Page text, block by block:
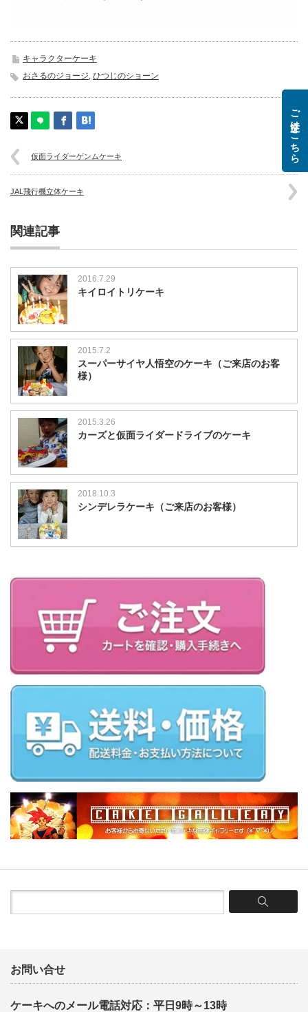
キャラクターケーキ
おさるのジョージ ひつじのショーン
仮面ライダーゲンムケーキ
JAL飛行機立体ケーキ
関連記事
2016.7.29
キイロイトリケーキ
2015.7.2
スーパーサイヤ人悟空のケーキ（ご来店のお客
様）
2015.3.26
カーズと仮面ライダードライブのケーキ
2018.10.3
シンデレラケーキ（ご来店のお客様）
お問い合せ
ケーキへのメール電話対応：平日9時～13時
ご注文はこちら